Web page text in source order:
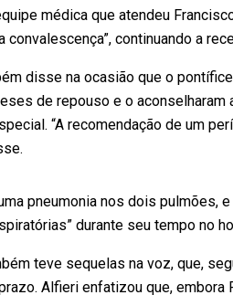
médica que atendeu
convalescença”, continuando a
disse na ocasião que o
de repouso e o
“A recomendação de um
pneumonia nos dois pulmões,
durante seu tempo no
teve sequelas na voz, que,
Alfieri enfatizou que,